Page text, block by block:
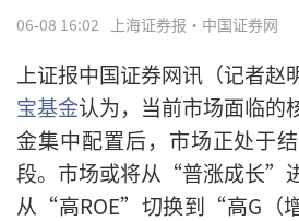
06-08 16:02 上海证券报·中国证券网
上证报中国证券网讯（记者赵
宝基金认为，当前市场面临的
金集中配置后，市场正处于
段。市场或将从“普涨成长”
从“高ROE”切换到“高G（